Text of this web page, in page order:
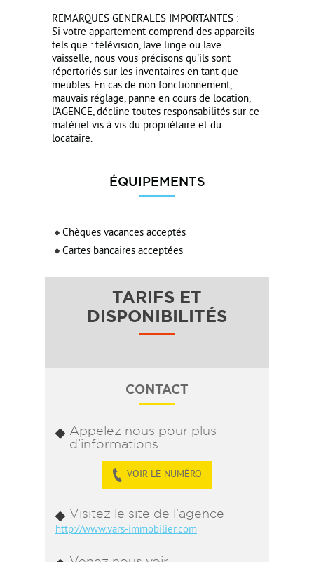
REMARQUES GENERALES IMPORTANTES :
Si votre appartement comprend des appareils
tels que : télévision, lave linge ou lave
vaisselle, nous vous précisons qu'ils sont
répertoriés sur les inventaires en tant que
meubles. En cas de non fonctionnement,
mauvais réglage, panne en cours de location,
l'AGENCE, décline toutes responsabilités sur ce
matériel vis à vis du propriétaire et du
locataire.
ÉQUIPEMENTS
Chèques vacances acceptés
Cartes bancaires acceptées
TARIFS ET
DISPONIBILITÉS
CONTACT
Appelez nous pour plus
d’informations
VOIR LE NUMÉRO
Visitez le site de l'agence
http://www.vars-immobilier.com